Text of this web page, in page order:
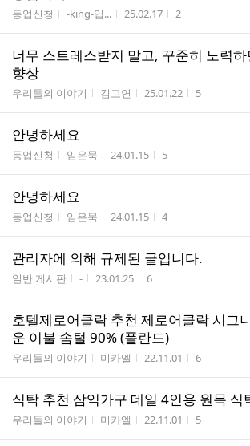
게시판명
등업신청 작성자
-king-입... 작성시간
25.02.17 조회수
2
너무 스트레스받지 말고, 꾸준히 노력
향상
게시판명
우리들의 이야기 작성자
김고연 작성시간
25.01.22 조회수
5
안녕하세요
게시판명
등업신청 작성자
임은묵 작성시간
24.01.15 조회수
5
안녕하세요
게시판명
등업신청 작성자
임은묵 작성시간
24.01.15 조회수
4
관리자에 의해 규제된 글입니다.
게시판명
일반 게시판 작성자
- 작성시간
23.01.25 조회수
6
호텔제로어클락 추천 제로어클락 시그
운 이불 솜털 90% (폴란드)
게시판명
우리들의 이야기 작성자
미카엘 작성시간
22.11.01 조회수
6
식탁 추천 삼익가구 데일 4인용 원목 식
게시판명
우리들의 이야기 작성자
미카엘 작성시간
22.11.01 조회수
5